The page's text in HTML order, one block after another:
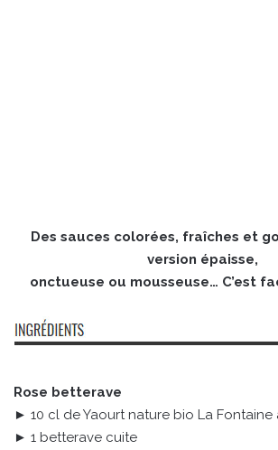
Des sauces colorées, fraîches et
version épaisse,
onctueuse ou mousseuse… C’est
Rose betterave
► 10 cl de Yaourt nature bio La Fontaine
► 1 betterave cuite